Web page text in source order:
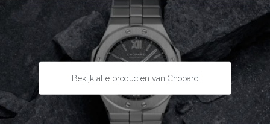
Diamant
Slijpvorm:
Briljant
Steengewicht:
0.33 ct
Maat:
15,5 cm
Bekijk alle producten van Chopard